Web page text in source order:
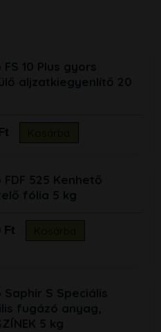
10 Plus gyors
aljzatkiegyenlítő 20
FDF 525 Kenhető
fólia 5 kg
Ft
Saphir S Speciális
fugázó anyag,
5 kg